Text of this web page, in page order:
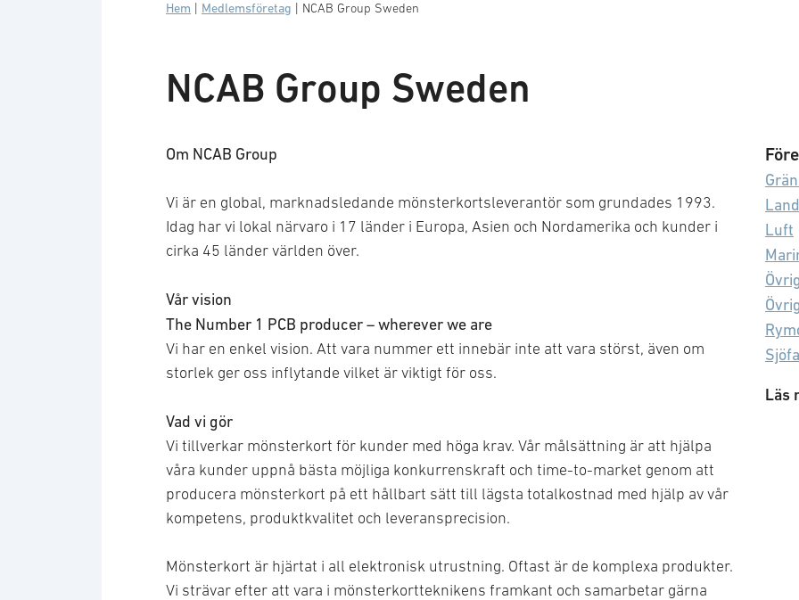
Hem Medlemsföretag NCAB Group Sweden
NCAB Group Sweden
Om NCAB Group
Vi är en global, marknadsledande mönsterkortsleverantör som grundades 1993.
Idag har vi lokal närvaro i 17 länder i Europa, Asien och Nordamerika och kunder i
cirka 45 länder världen över.
Vår vision
The Number 1 PCB producer – wherever we are
Vi har en enkel vision. Att vara nummer ett innebär inte att vara störst, även om
storlek ger oss inflytande vilket är viktigt för oss.
Vad vi gör
Vi tillverkar mönsterkort för kunder med höga krav. Vår målsättning är att hjälpa
våra kunder uppnå bästa möjliga konkurrenskraft och time-to-market genom att
producera mönsterkort på ett hållbart sätt till lägsta totalkostnad med hjälp av vår
kompetens, produktkvalitet och leveransprecision.
Mönsterkort är hjärtat i all elektronisk utrustning. Oftast är de komplexa produkter.
Vi strävar efter att vara i mönsterkortteknikens framkant och samarbetar gärna
Land
Luft
Läs